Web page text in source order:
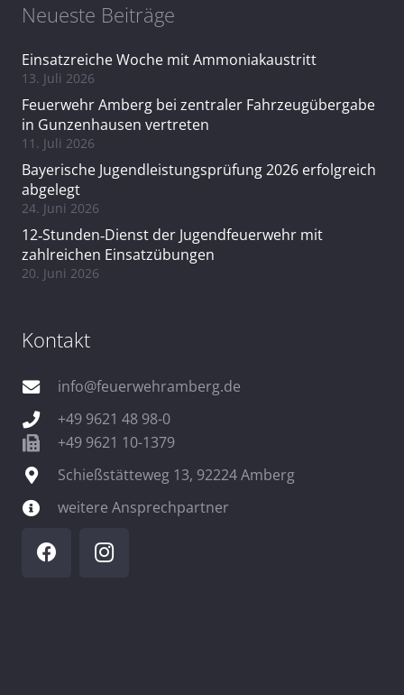
Neueste Beiträge
Einsatzreiche Woche mit Ammoniakaustritt
13. Juli 2026
Feuerwehr Amberg bei zentraler Fahrzeugübergabe
in Gunzenhausen vertreten
11. Juli 2026
Bayerische Jugendleistungsprüfung 2026 erfolgreich
abgelegt
24. Juni 2026
12‑Stunden‑Dienst der Jugendfeuerwehr mit
zahlreichen Einsatzübungen
20. Juni 2026
Kontakt
info@feuerwehramberg.de
+49 9621 48 98-0
+49 9621 10-1379
Schießstätteweg 13, 92224 Amberg
weitere Ansprechpartner